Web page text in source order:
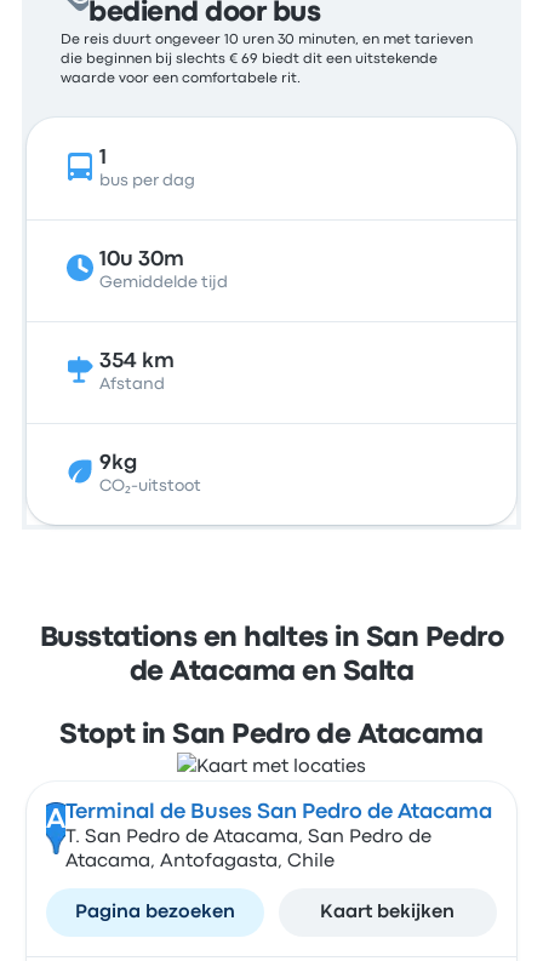
bediend door bus
De reis duurt ongeveer 10 uren 30 minuten, en met tarieven
die beginnen bij slechts € 69 biedt dit een uitstekende
waarde voor een comfortabele rit.
1
bus per dag
10u 30m
Gemiddelde tijd
354 km
Afstand
9kg
CO₂-uitstoot
Busstations en haltes in San Pedro
de Atacama en Salta
Stopt in San Pedro de Atacama
A Terminal de Buses San Pedro de Atacama
T. San Pedro de Atacama, San Pedro de
Atacama, Antofagasta, Chile
Pagina bezoeken Kaart bekijken